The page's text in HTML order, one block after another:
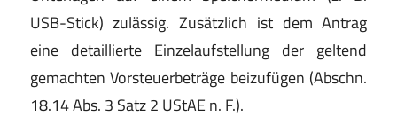
USB-Stick) zulässig. Zusätzlich ist dem Antrag
eine detaillierte Einzelaufstellung der geltend
gemachten Vorsteuerbeträge beizufügen (Abschn.
18.14 Abs. 3 Satz 2 UStAE n. F.).